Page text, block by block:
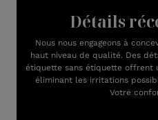
Détails
Nous nous engageons à
haut niveau de qualité. Des
étiquette sans étiquette offrent
éliminant les irritations
Votre